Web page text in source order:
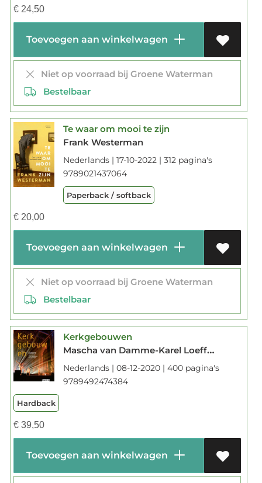
€24,50
Toevoegen aan winkelwagen
Niet op voorraad bij Groene Waterman
Bestelbaar
Te waar om mooi te zijn
Frank Westerman
Nederlands | 17-10-2022 | 312 pagina's
9789021437064
Paperback / softback
€20,00
Toevoegen aan winkelwagen
Niet op voorraad bij Groene Waterman
Bestelbaar
Kerkgebouwen
Mascha van Damme-Karel Loeff-Lilian Grootswagers-Jeroen Westerman-Jaco Boer
Nederlands | 08-12-2020 | 400 pagina's
9789492474384
Hardback
€39,50
Toevoegen aan winkelwagen